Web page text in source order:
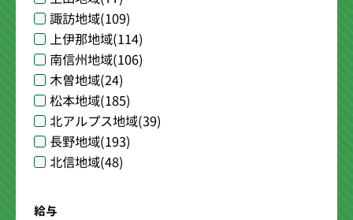
諏訪地域(109)
上伊那地域(114)
南信州地域(106)
木曽地域(24)
松本地域(185)
北アルプス地域(39)
長野地域(193)
北信地域(48)
給与